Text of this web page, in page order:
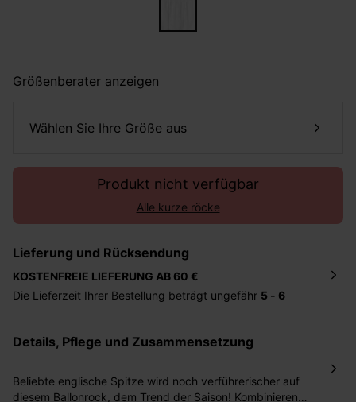
Größenberater anzeigen
Wählen Sie Ihre Größe aus
Produkt nicht verfügbar
Alle kurze röcke
Lieferung und Rücksendung
KOSTENFREIE LIEFERUNG AB 60 €
Die Lieferzeit Ihrer Bestellung beträgt ungefähr 5 - 6
betragen 2,95 Euro bei einem Bestellwert von unter 60
Sie haben das Recht binnen30 Tagennach Erhalt der
Details, Pflege und Zusammensetzung
Beliebte englische Spitze wird noch verführerischer auf
diesem Ballonrock, dem Trend der Saison! Kombinieren